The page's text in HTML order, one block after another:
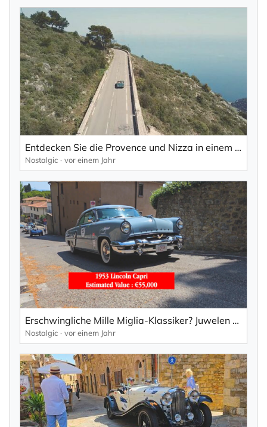
Entdecken Sie die Provence und Nizza in einem Oldtimer | Mercedes-Benz Classic Car Travel
Nostalgic vor einem Jahr
Erschwingliche Mille Miglia-Klassiker? Juwelen aus den 1940er Jahren für unter 150.000 €!
Nostalgic vor einem Jahr